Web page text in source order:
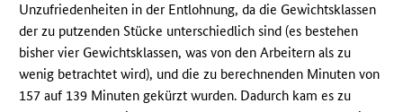
Unzufriedenheiten in der Entlohnung, da die Gewichtsklassen
der zu putzenden Stücke unterschiedlich sind (es bestehen
bisher vier Gewichtsklassen, was von den Arbeitern als zu
wenig betrachtet wird), und die zu berechnenden Minuten von
157 auf 139 Minuten gekürzt wurden. Dadurch kam es zu